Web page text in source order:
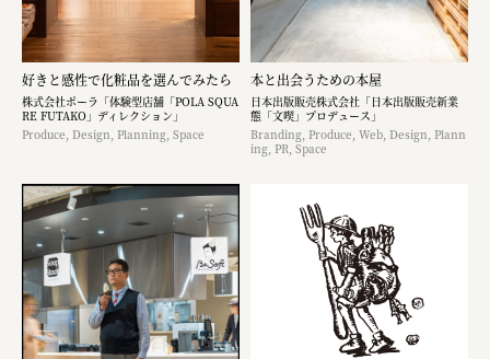
好きと感性で化粧品を選んでみたら
株式会社ポーラ「体験型店舗「POLA SQUA
RE FUTAKO」ディレクション」
Produce, Design, Planning, Space
本と出会うための本屋
日本出版販売株式会社「日本出版販売新業
態「文喫」プロデュース」
Branding, Produce, Web, Design, Plann
ing, PR, Space